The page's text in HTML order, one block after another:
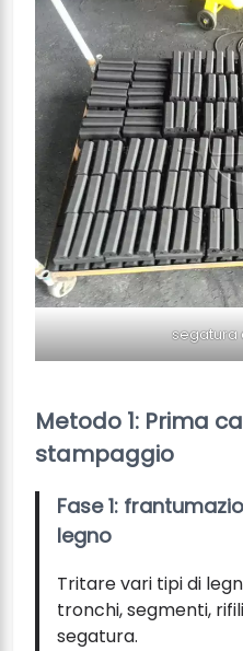
segatura
Metodo 1: Prima
stampaggio
Fase 1:
legno
Tritare vari tipi di
tronchi, segmenti,
segatura.